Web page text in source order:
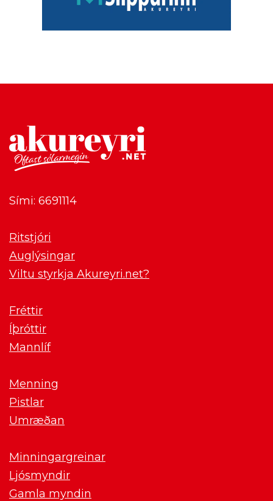
Sími: 6691114
Ritstjóri
Auglýsingar
Viltu styrkja Akureyri.net?
Fréttir
Íþróttir
Mannlíf
Menning
Pistlar
Umræðan
Minningargreinar
Ljósmyndir
Gamla myndin